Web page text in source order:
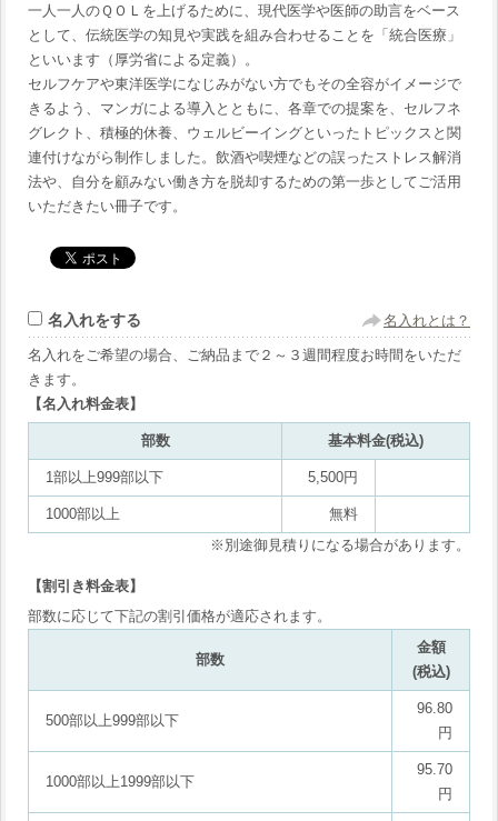
一人一人のＱＯＬを上げるために、現代医学や医師の助言をベース
として、伝統医学の知見や実践を組み合わせることを「統合医療」
といいます（厚労省による定義）。
セルフケアや東洋医学になじみがない方でもその全容がイメージで
きるよう、マンガによる導入とともに、各章での提案を、セルフネ
グレクト、積極的休養、ウェルビーイングといったトピックスと関
連付けながら制作しました。飲酒や喫煙などの誤ったストレス解消
法や、自分を顧みない働き方を脱却するための第一歩としてご活用
いただきたい冊子です。
名入れをする 名入れとは？
名入れをご希望の場合、ご納品まで２～３週間程度お時間をいただ
きます。
【名入れ料金表】
部数 基本料金(税込)
1部以上999部以下 5,500円
1000部以上
無料
※別途御見積りになる場合があります。
【割引き料金表】
部数に応じて下記の割引価格が適応されます。
部数
金額
(税込)
500部以上999部以下
96.80
円
1000部以上1999部以下
95.70
円